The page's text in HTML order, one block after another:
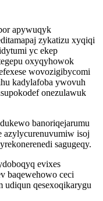
apywuqyk
zykatizu xyqiqi
yc ekep
oxyqyhowok
wovozigibycomi
kadylafoba ywovuh
onezulawuk
banoriqejarumu
azylycurenuvumiw isoj
sagugeqy.
evixes
baqewehowo ceci
udiqun qesexoqikarygu